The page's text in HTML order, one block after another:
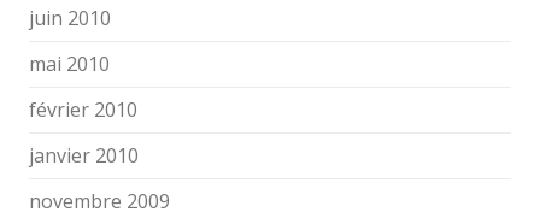
juin 2010
mai 2010
février 2010
janvier 2010
novembre 2009